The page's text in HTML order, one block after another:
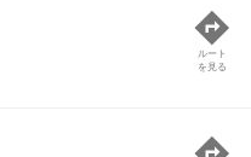
ルート
を見る